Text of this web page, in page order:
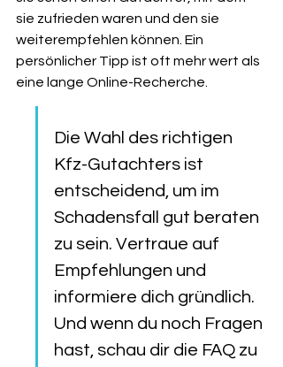
sie zufrieden waren und den sie
weiterempfehlen können. Ein
persönlicher Tipp ist oft mehr wert als
eine lange Online-Recherche.
Die Wahl des richtigen
Kfz-Gutachters ist
entscheidend, um im
Schadensfall gut beraten
zu sein. Vertraue auf
Empfehlungen und
informiere dich gründlich.
Und wenn du noch Fragen
hast, schau dir die FAQ zu